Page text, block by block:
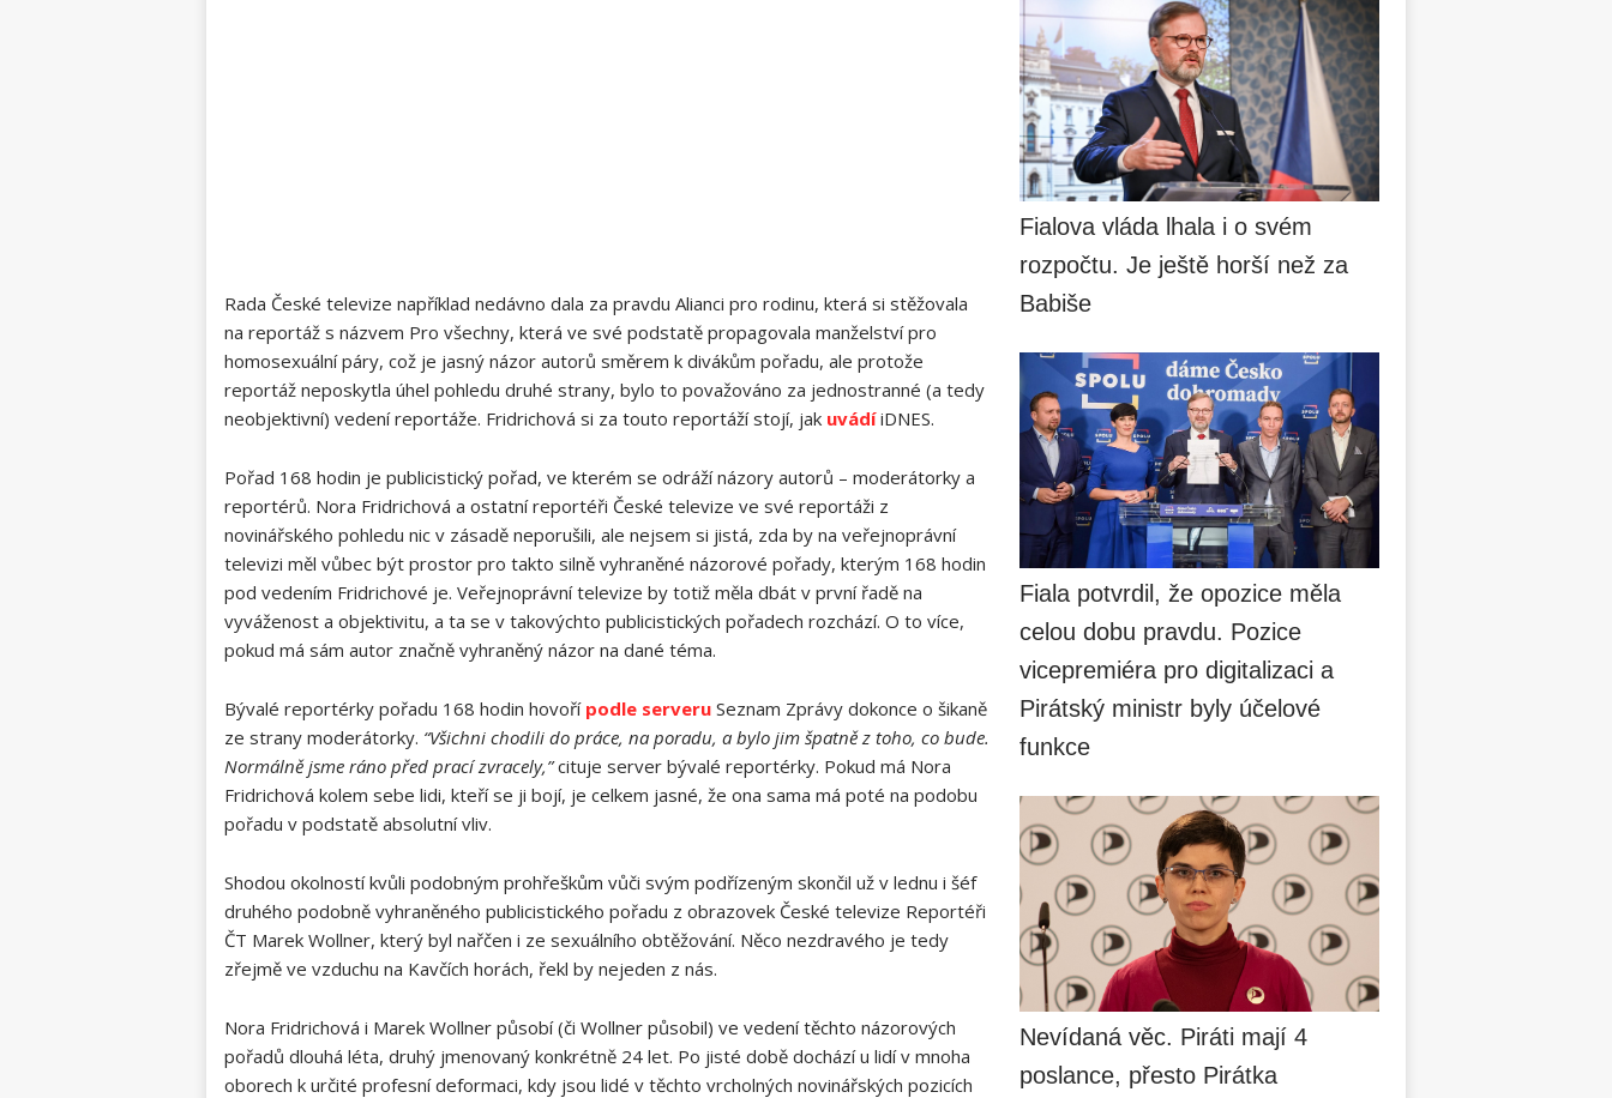
Rada České televize například nedávno dala za pravdu Alianci pro rodinu, která si stěžovala
na reportáž s názvem Pro všechny, která ve své podstatě propagovala manželství pro
homosexuální páry, což je jasný názor autorů směrem k divákům pořadu, ale protože
reportáž neposkytla úhel pohledu druhé strany, bylo to považováno za jednostranné (a tedy
neobjektivní) vedení reportáže. Fridrichová si za touto reportáží stojí, jak uvádíiDNES.
Pořad 168 hodin je publicistický pořad, ve kterém se odráží názory autorů – moderátorky a
reportérů. Nora Fridrichová a ostatní reportéři České televize ve své reportáži z
novinářského pohledu nic v zásadě neporušili, ale nejsem si jistá, zda by na veřejnoprávní
televizi měl vůbec být prostor pro takto silně vyhraněné názorové pořady, kterým 168 hodin
pod vedením Fridrichové je. Veřejnoprávní televize by totiž měla dbát v první řadě na
vyváženost a objektivitu, a ta se v takovýchto publicistických pořadech rozchází. O to více,
pokud má sám autor značně vyhraněný názor na dané téma.
Bývalé reportérky pořadu 168 hodin hovořípodle serveru Seznam Zprávy dokonce o šikaně
ze strany moderátorky. “Všichni chodili do práce, na poradu, a bylo jim špatně z toho, co bude.
Normálně jsme ráno před prací zvracely,”cituje server bývalé reportérky. Pokud má Nora
Fridrichová kolem sebe lidi, kteří se ji bojí, je celkem jasné, že ona sama má poté na podobu
pořadu v podstatě absolutní vliv.
Shodou okolností kvůli podobným prohřeškům vůči svým podřízeným skončil už v lednu i šéf
druhého podobně vyhraněného publicistického pořadu z obrazovek České televize Reportéři
ČT Marek Wollner, který byl nařčen i ze sexuálního obtěžování. Něco nezdravého je tedy
zřejmě ve vzduchu na Kavčích horách, řekl by nejeden z nás.
Nora Fridrichová i Marek Wollner působí (či Wollner působil) ve vedení těchto názorových
pořadů dlouhá léta, druhý jmenovaný konkrétně 24 let. Po jisté době dochází u lidí v mnoha
oborech k určité profesní deformaci, kdy jsou lidé v těchto vrcholných novinářských pozicích
Fialova vláda lhala i o svém
rozpočtu. Je ještě horší než za
Babiše
Fiala potvrdil, že opozice měla
celou dobu pravdu. Pozice
vicepremiéra pro digitalizaci a
Pirátský ministr byly účelové
funkce
Nevídaná věc. Piráti mají 4
poslance, přesto Pirátka